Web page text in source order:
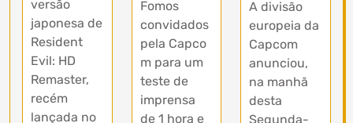
versão
japonesa de
Resident
Evil: HD
Remaster,
recém
lançada no
Fomos
convidados
pela Capco
m para um
teste de
imprensa
de 1 hora e
A divisão
europeia da
Capcom
anunciou,
na manhã
desta
Segunda-